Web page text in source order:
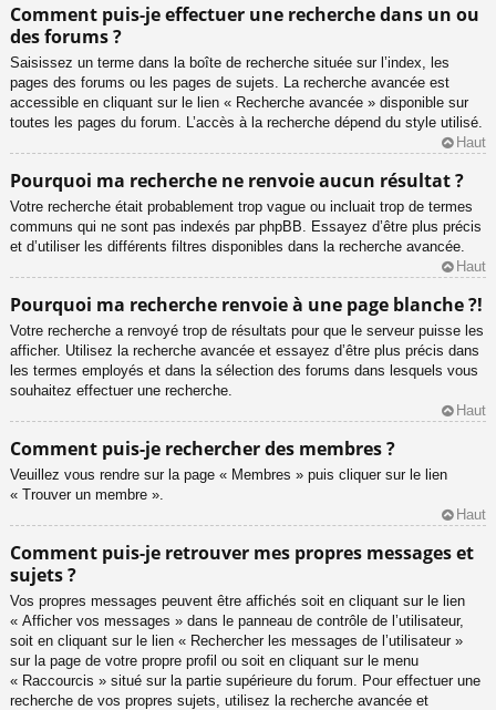
Comment puis-je effectuer une recherche dans un ou
des forums ?
Saisissez un terme dans la boîte de recherche située sur l’index, les
pages des forums ou les pages de sujets. La recherche avancée est
accessible en cliquant sur le lien « Recherche avancée » disponible sur
toutes les pages du forum. L’accès à la recherche dépend du style utilisé.
Haut
Pourquoi ma recherche ne renvoie aucun résultat ?
Votre recherche était probablement trop vague ou incluait trop de termes
communs qui ne sont pas indexés par phpBB. Essayez d’être plus précis
et d’utiliser les différents filtres disponibles dans la recherche avancée.
Haut
Pourquoi ma recherche renvoie à une page blanche ?!
Votre recherche a renvoyé trop de résultats pour que le serveur puisse les
afficher. Utilisez la recherche avancée et essayez d’être plus précis dans
les termes employés et dans la sélection des forums dans lesquels vous
souhaitez effectuer une recherche.
Haut
Comment puis-je rechercher des membres ?
Veuillez vous rendre sur la page « Membres » puis cliquer sur le lien
« Trouver un membre ».
Haut
Comment puis-je retrouver mes propres messages et
sujets ?
Vos propres messages peuvent être affichés soit en cliquant sur le lien
« Afficher vos messages » dans le panneau de contrôle de l’utilisateur,
soit en cliquant sur le lien « Rechercher les messages de l’utilisateur »
sur la page de votre propre profil ou soit en cliquant sur le menu
« Raccourcis » situé sur la partie supérieure du forum. Pour effectuer une
recherche de vos propres sujets, utilisez la recherche avancée et